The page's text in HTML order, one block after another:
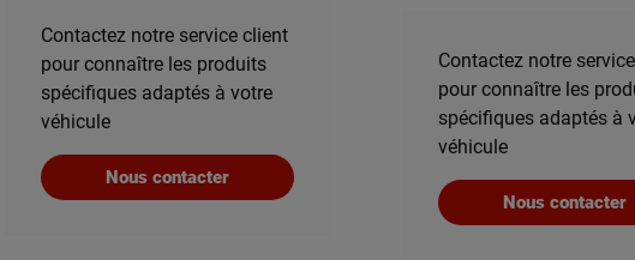
Contactez notre service client
pour connaître les produits
spécifiques adaptés à votre
véhicule
Nous contacter
Contactez notre
pour connaître les
spécifiques adaptés à
véhicule
Nous contacter